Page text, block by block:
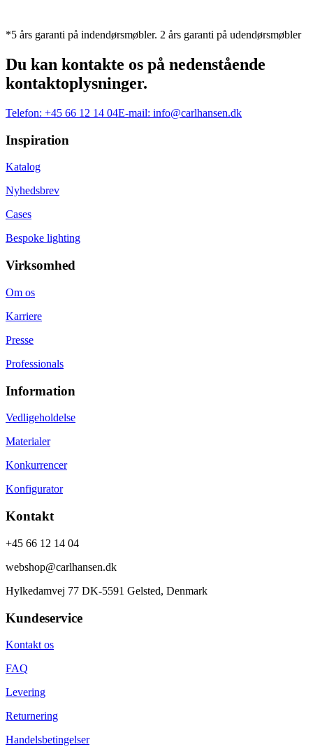
*5 års garanti på indendørsmøbler. 2 års garanti på udendørsmøbler
Du kan kontakte os på nedenstående
kontaktoplysninger.
Telefon: +45 66 12 14 04E-mail: info@carlhansen.dk
Inspiration
Katalog
Nyhedsbrev
Cases
Bespoke lighting
Virksomhed
Om os
Karriere
Presse
Professionals
Information
Vedligeholdelse
Materialer
Konkurrencer
Konfigurator
Kontakt
+45 66 12 14 04
webshop@carlhansen.dk
Hylkedamvej 77 DK-5591 Gelsted, Denmark
Kundeservice
Kontakt os
FAQ
Levering
Returnering
Handelsbetingelser